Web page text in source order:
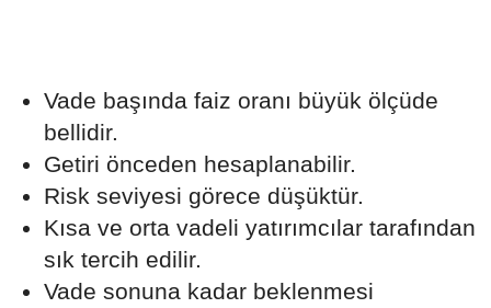
Vade başında faiz oranı büyük ölçüde
bellidir.
Getiri önceden hesaplanabilir.
Risk seviyesi görece düşüktür.
Kısa ve orta vadeli yatırımcılar tarafından
sık tercih edilir.
Vade sonuna kadar beklenmesi